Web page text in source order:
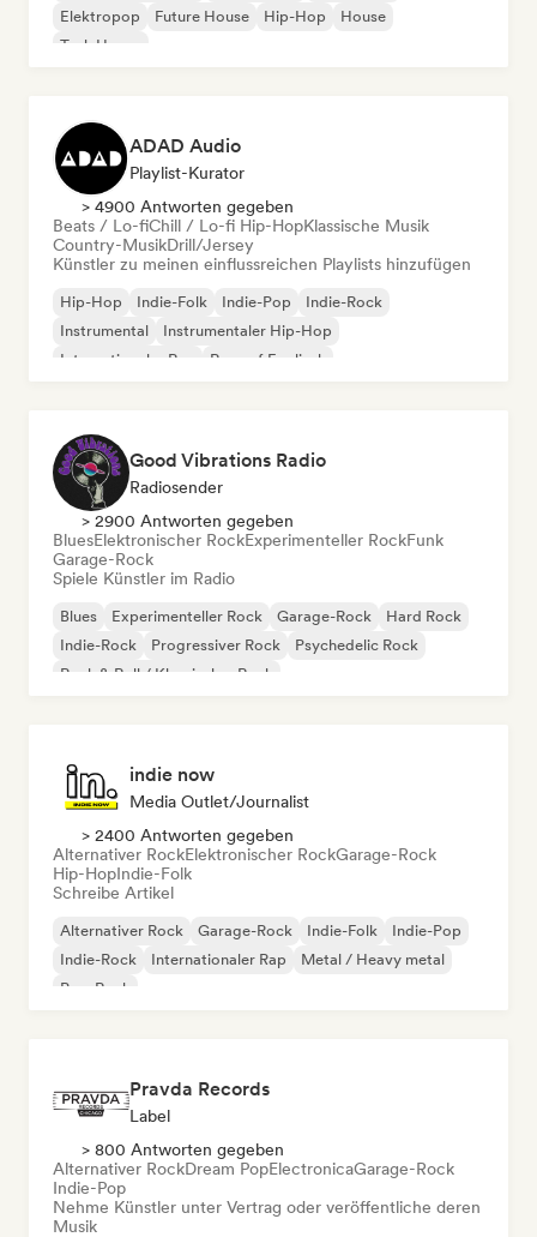
Elektropop Future House Hip-Hop
House
Tech House
ADAD Audio
Playlist-Kurator
> 4900 Antworten gegeben
Beats / Lo-fiChill / Lo-fi Hip-HopKlassische Musik
Country-MusikDrill/Jersey
Künstler zu meinen einflussreichen Playlists hinzufügen
Hip-Hop Indie-Folk Indie-Pop
Indie-Rock
Instrumental
Instrumentaler Hip-Hop
Internationaler Rap
Rap auf Englisch
Good Vibrations Radio
Radiosender
> 2900 Antworten gegeben
BluesElektronischer RockExperimenteller RockFunk
Garage-Rock
Spiele Künstler im Radio
Blues Experimenteller Rock Garage-Rock
Hard Rock
Indie-Rock
Progressiver Rock
Psychedelic Rock
Rock & Roll / Klassischer Rock
indie now
Media Outlet/Journalist
> 2400 Antworten gegeben
Alternativer RockElektronischer RockGarage-Rock
Hip-HopIndie-Folk
Schreibe Artikel
Alternativer Rock Garage-Rock Indie-Folk
Indie-Pop
Indie-Rock
Internationaler Rap
Metal / Heavy metal
Pop-Rock
Pravda Records
Label
> 800 Antworten gegeben
Alternativer RockDream PopElectronicaGarage-Rock
Indie-Pop
Nehme Künstler unter Vertrag oder veröffentliche deren
Musik